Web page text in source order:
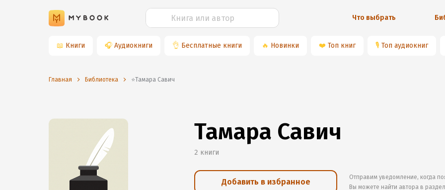
Что выбрать
📖 Книги 🎧 Аудиокниги 👌 Бесплатные книги 🔥 Новинки ❤️ Топ книг 🎙 Топ аудиокниг
Главная Библиотека ⭐️Тамара Савич
Тамара Савич
2 книги
Добавить в избранное
Отправим уведомление, когда
Вы можете найти автора в